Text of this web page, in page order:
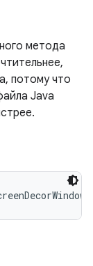
метода
потому что
Java